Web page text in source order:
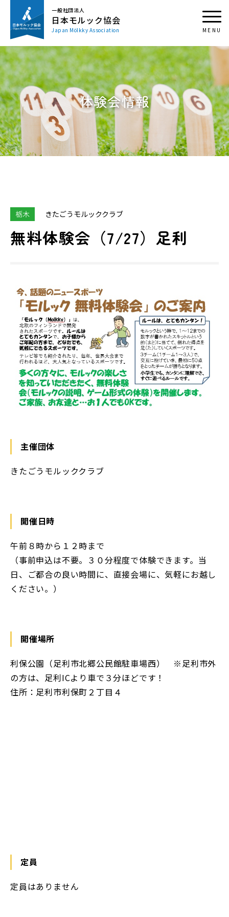
一般社団法人
日本モルック協会
Japan Mölkky Association
体験会情報
栃木 きたごうモルッククラブ
無料体験会（7/27）足利
主催団体
きたごうモルッククラブ
開催日時
午前８時から１２時まで
（事前申込は不要。３０分程度で体験できます。当
日、ご都合の良い時間に、直接会場に、気軽にお越し
ください。）
開催場所
利保公園（足利市北郷公民館駐車場西） ※足利市外
の方は、足利ICより車で３分ほどです！
住所：足利市利保町２丁目４
定員
定員はありません